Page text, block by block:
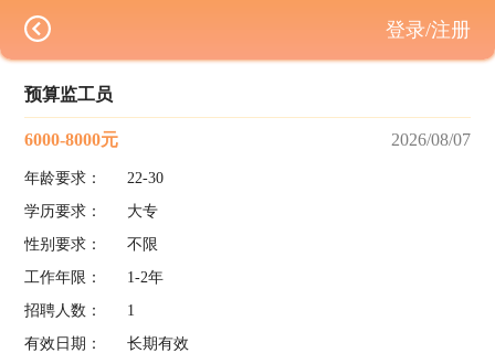
预算监工员
6000-8000元 2026/08/07
年龄要求：
22-30
学历要求：
大专
性别要求：
不限
工作年限：
1-2年
招聘人数：
1
有效日期：
长期有效
登录/注册